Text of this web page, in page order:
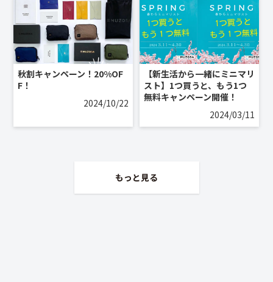
秋割キャンペーン！20%OF
F！
2024/10/22
【新生活から一緒にミニマリ
スト】1つ買うと、もう1つ
無料キャンペーン開催！
2024/03/11
もっと見る